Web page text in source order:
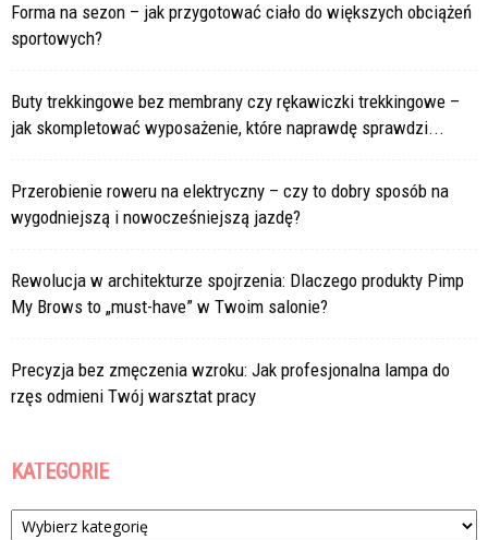
Forma na sezon – jak przygotować ciało do większych obciążeń
sportowych?
Buty trekkingowe bez membrany czy rękawiczki trekkingowe –
jak skompletować wyposażenie, które naprawdę sprawdzi...
Przerobienie roweru na elektryczny – czy to dobry sposób na
wygodniejszą i nowocześniejszą jazdę?
Rewolucja w architekturze spojrzenia: Dlaczego produkty Pimp
My Brows to „must-have” w Twoim salonie?
Precyzja bez zmęczenia wzroku: Jak profesjonalna lampa do
rzęs odmieni Twój warsztat pracy
KATEGORIE
Kategorie